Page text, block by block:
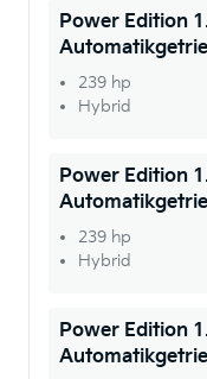
Power Edition
239 hp
Hybrid
Power Edition
239 hp
Hybrid
Power Edition